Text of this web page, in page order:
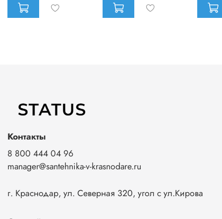
Контакты
8 800 444 04 96
manager@santehnika-v-krasnodare.ru
г. Краснодар, ул. Северная 320, угол с ул.Кирова